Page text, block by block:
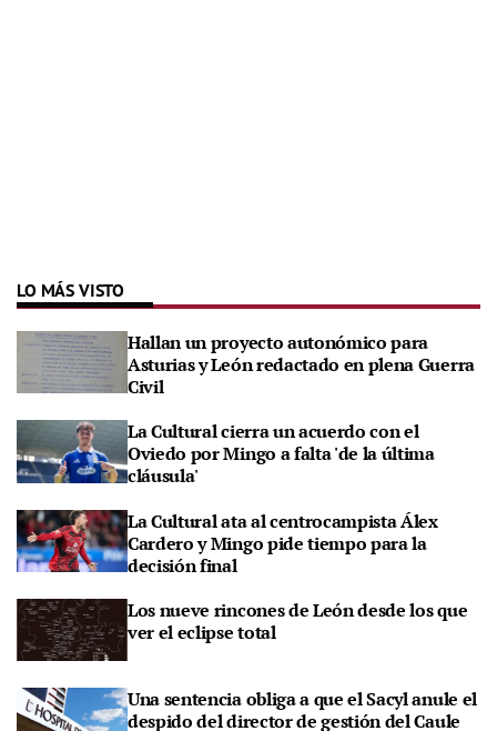
LO MÁS VISTO
Hallan un proyecto autonómico para
Asturias y León redactado en plena Guerra
Civil
La Cultural cierra un acuerdo con el
Oviedo por Mingo a falta 'de la última
cláusula'
La Cultural ata al centrocampista Álex
Cardero y Mingo pide tiempo para la
decisión final
Los nueve rincones de León desde los que
ver el eclipse total
Una sentencia obliga a que el Sacyl anule el
despido del director de gestión del Caule